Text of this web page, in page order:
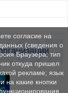
согласие на
(сведения о
Браузера; тип
откуда пришел
рекламе; язык
на какие кнопки